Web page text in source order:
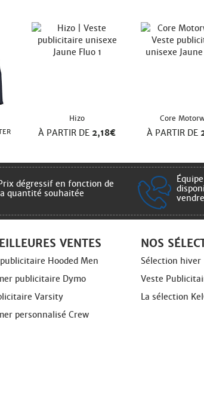
Hizo
À PARTIR DE 2,18€
Core
À PARTIR DE
dégressif en fonction de
la quantité souhaitée
VENTES
Hooded Men
publicitaire Dymo
Varsity
personnalisé Crew
NOS
Sélection hiver
Veste
La sélection